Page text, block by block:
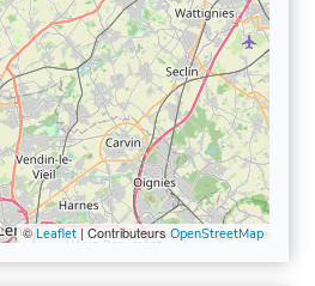
© Leaflet| ContributeursOpenStreetMap